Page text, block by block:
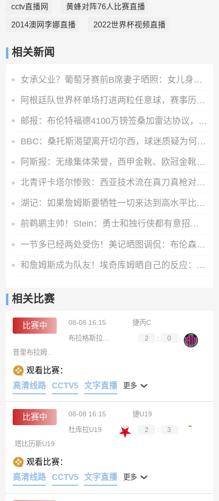
cctv直播网 黄蜂对阵76人比赛直播
2014澳网李娜直播 2022世界杯视频直播
相关新闻
女承父业？葡萄牙赛前B席妻子晒照：女儿身穿父亲国家队10号球衣
阿根廷队世界杯单场打进两粒任意球，赛事历史第四队
邮报：布伦特福德4100万镑签桑加雷达协议，球员即将接受体检
BBC：桑托斯渴望离开切尔西，球迷质疑为何不出售拉维亚或埃苏戈
阿斯报：无缘集体荣誉，西甲金靴、欧冠金靴是姆巴佩的安慰奖
北青评卡塔尔惨败：西亚技术流在真刀真枪对抗面前是纸糊的窗户
湖记：如果詹姆斯要牺牲一切来达到高水平比赛 那必须是为了夺冠
前鹈鹕主帅！Stein：勇士和独行侠都有意招募威利·格林为助教
一节多已经两处受伤！美记晒图调侃：布伦森打完系列赛的样子
和詹姆斯成为队友！埃奇库姆晒自己的反应：复刻老詹魔性表情包
相关比赛
比赛中 08-08 16:15
捷丙C
布拉格斯拉维亚C队
2 :
0
观看比赛：
高清线路
CCTV5 文字直播 更多
比赛中 08-08 16:15
捷U19
杜库拉U19
2 :
3
塔比历斯U19
观看比赛：
高清线路
CCTV5 文字直播 更多